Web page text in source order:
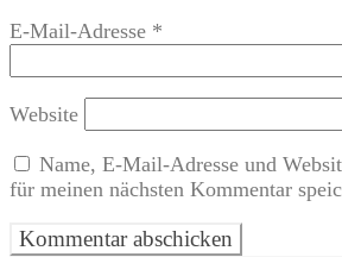
E-Mail-Adresse *
Website
Name, E-Mail-Adresse und
für meinen nächsten Kommentar